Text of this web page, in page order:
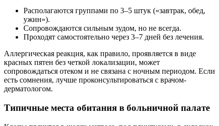
Располагаются группами по 3–5 штук («завтрак, обед,
ужин»).
Сопровождаются сильным зудом, но не всегда.
Проходят самостоятельно через 3–7 дней без лечения.
Аллергическая реакция, как правило, проявляется в виде
красных пятен без четкой локализации, может
сопровождаться отеком и не связана с ночным периодом. Если
есть сомнения, лучше проконсультироваться с врачом-
дерматологом.
Типичные места обитания в больничной палате